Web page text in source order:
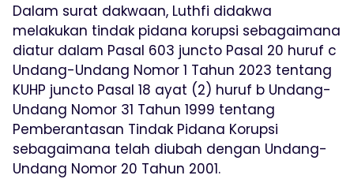
Dalam surat dakwaan, Luthfi didakwa
melakukan tindak pidana korupsi sebagaimana
diatur dalam Pasal 603 juncto Pasal 20 huruf c
Undang-Undang Nomor 1 Tahun 2023 tentang
KUHP juncto Pasal 18 ayat (2) huruf b Undang-
Undang Nomor 31 Tahun 1999 tentang
Pemberantasan Tindak Pidana Korupsi
sebagaimana telah diubah dengan Undang-
Undang Nomor 20 Tahun 2001.